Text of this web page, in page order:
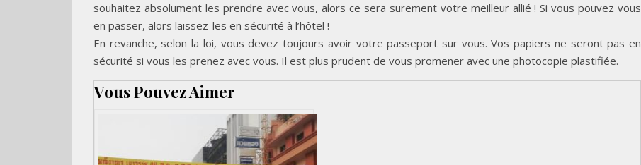
souhaitez absolument les prendre avec vous, alors ce sera surement votre meilleur allié ! Si vous pouvez vous
en passer, alors laissez-les en sécurité à l’hôtel !
En revanche, selon la loi, vous devez toujours avoir votre passeport sur vous. Vos papiers ne seront pas en
sécurité si vous les prenez avec vous. Il est plus prudent de vous promener avec une photocopie plastifiée.
Vous Pouvez Aimer